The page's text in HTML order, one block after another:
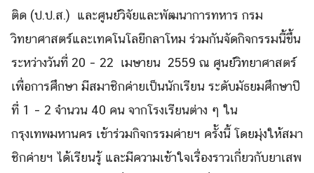
Search
ติด (ป.ป.ส.) และศูนย์วิจัยและพัฒนาการทหาร กรม
วิทยาศาสตร์และเทคโนโลยีกลาโหม ร่วมกันจัดกิจกรรมนี้ขึ้น
ระหว่างวันที่ 20 – 22 เมษายน 2559 ณ ศูนย์วิทยาศาสตร์
เพื่อการศึกษา มีสมาชิกค่ายเป็นนักเรียน ระดับมัธยมศึกษาปี
ที่ 1 – 2 จำนวน 40 คน จากโรงเรียนต่าง ๆ ใน
กรุงเทพมหานคร เข้าร่วมกิจกรรมค่ายฯ ครั้งนี้ โดยมุ่งให้สมา
ชิกค่ายฯ ได้เรียนรู้ และมีความเข้าใจเรื่องราวเกี่ยวกับยาเสพ